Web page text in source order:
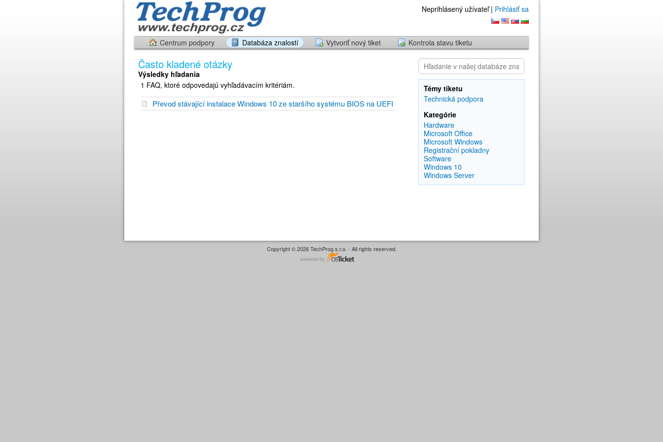
Neprihlásený užívateľ | Prihlásiť sa
Centrum podpory Databáza znalostí Vytvoriť nový tiket Kontrola stavu tiketu
Často kladené otázky
Výsledky hľadania
1 FAQ, ktoré odpovedajú vyhľadávacím kritériám.
Převod stávající instalace Windows 10 ze staršího systému BIOS na UEFI
Témy tiketu
Technická podpora
Kategórie
Hardware
Microsoft Office
Microsoft Windows
Registrační pokladny
Software
Windows 10
Windows Server
Copyright © 2026 TechProg s.r.o. - All rights reserved.